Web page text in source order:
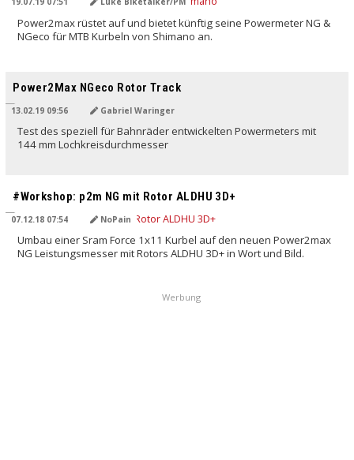
Power2max rüstet auf und bietet künftig seine Powermeter NG &
NGeco für MTB Kurbeln von Shimano an.
Power2Max NGeco Rotor Track
13.02.19 09:56 Gabriel Waringer
Test des speziell für Bahnräder entwickelten Powermeters mit
144 mm Lochkreisdurchmesser
#Workshop: p2m NG mit Rotor ALDHU 3D+
07.12.18 07:54 NoPain
Umbau einer Sram Force 1x11 Kurbel auf den neuen Power2max
NG Leistungsmesser mit Rotors ALDHU 3D+ in Wort und Bild.
Werbung